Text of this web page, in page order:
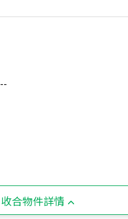
--
收合物件詳情